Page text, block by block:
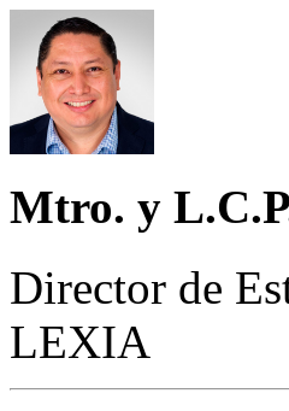
Mtro. y
Director de
LEXIA